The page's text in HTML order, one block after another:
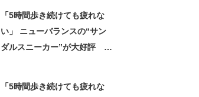
「5時間歩き続けても疲れな
い」 ニューバランスの“サン
ダルスニーカー”が大好評
「5時間歩き続けても疲れな